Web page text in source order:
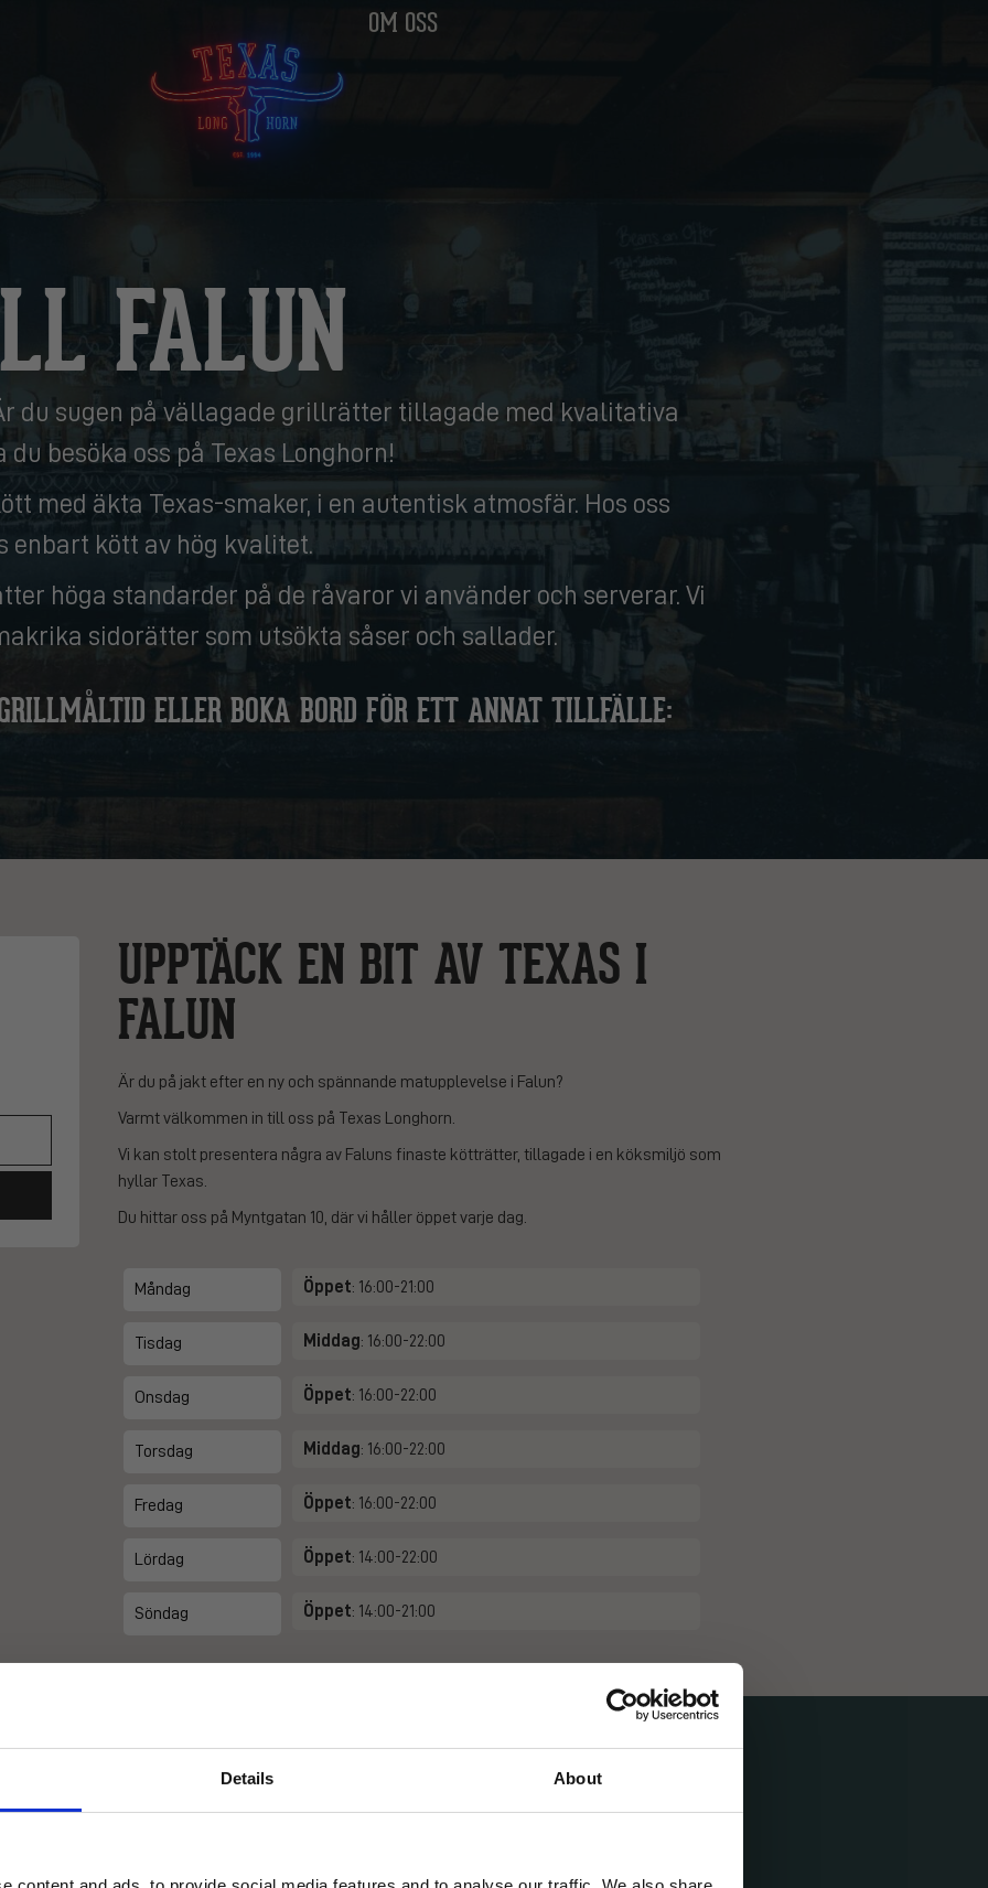
Details About
OM OSS
FALUN
du sugen på vällagade grillrätter tillagade med kvalitativa
du besöka oss på Texas Longhorn!
med äkta Texas-smaker, i en autentisk atmosfär. Hos oss
enbart kött av hög kvalitet.
höga standarder på de råvaror vi använder och serverar. Vi
sidorätter som utsökta såser och sallader.
ELLER BOKA BORD FÖR ETT ANNAT TILLFÄLLE:
UPPTÄCK EN BIT AV TEXAS I
FALUN
Är du på jakt efter en ny och spännande matupplevelse i Falun?
Varmt välkommen in till oss på Texas Longhorn.
Vi kan stolt presentera några av Faluns finaste kötträtter, tillagade i en köksmiljö som
hyllar Texas.
Du hittar oss på Myntgatan 10, där vi håller öppet varje dag.
Måndag Öppet: 16:00-21:00
Tisdag Middag: 16:00-22:00
Onsdag Öppet: 16:00-22:00
Torsdag Middag: 16:00-22:00
Fredag Öppet: 16:00-22:00
Lördag Öppet: 14:00-22:00
Söndag Öppet: 14:00-21:00
en förstklassig service.
HUNGRY FOR UPDATES?